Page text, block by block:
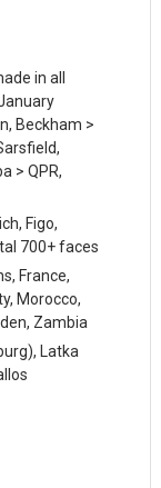
in all
Beckham >
> QPR,
Figo,
700+ faces
France,
Morocco,
Zambia
Latka